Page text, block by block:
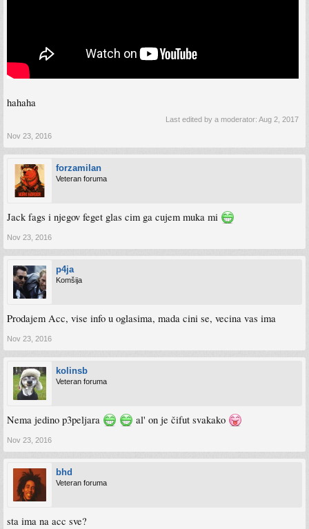
hahaha
Last edited by a moderator: Aug 2, 2017
Nov 23, 2016
forzamilan
Veteran foruma
Jack fags i njegov feget glas cim ga cujem muka mi
Nov 23, 2016
p4ja
Komšija
Prodajem Acc, vise info u oglasima, mada cini se, vecina vas ima
Nov 23, 2016
kolinsb
Veteran foruma
Nema jedino p3peljara al' on je čifut svakako
Nov 23, 2016
bhd
Veteran foruma
sta ima na acc sve?